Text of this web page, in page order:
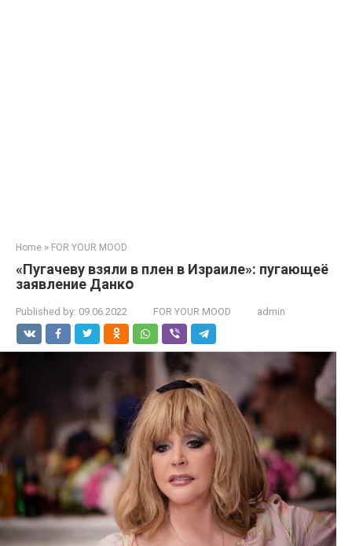
Home » FOR YOUR MOOD
«Пугачеву взяли в плен в Израиле»: пугающеё
заявление Данкօ
Published by: 09.06.2022 FOR YOUR MOOD admin